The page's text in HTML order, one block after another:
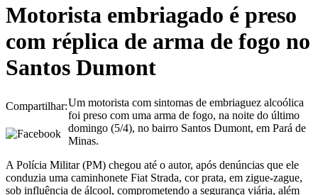
Motorista embriagado é preso
com réplica de arma de fogo no
Santos Dumont
Compartilhar:Um motorista com sintomas de embriaguez alcoólica
foi preso com uma arma de fogo, na noite do último
domingo (5/4), no bairro Santos Dumont, em Pará de
Minas.
A Polícia Militar (PM) chegou até o autor, após denúncias que ele
conduzia uma caminhonete Fiat Strada, cor prata, em zigue-zague,
sob influência de álcool, comprometendo a segurança viária, além